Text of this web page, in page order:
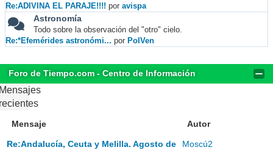
Re:ADIVINA EL PARAJE!!!! por avispa
Astronomía
Todo sobre la observación del "otro" cielo.
Re:*Efemérides astronómi... por PolVen
Foro de Tiempo.com - Centro de Información
Mensaje Autor
Re:Andalucía, Ceuta y Melilla. Agosto de
Moscú2